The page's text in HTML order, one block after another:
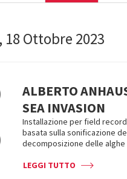
18 Ottobre 2023
ALBERTO
SEA INVASION
Installazione per field
basata sulla sonificazione
decomposizione delle alghe
LEGGI TUTTO